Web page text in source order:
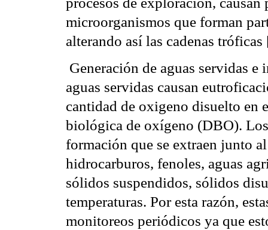
microorganismos que forman
alterando así las cadenas
 Generación de aguas servidas
aguas servidas causan
cantidad de oxigeno disuelto en
biológica de oxígeno (DBO).
formación que se extraen junto
hidrocarburos, fenoles, aguas
sólidos suspendidos, sólidos
temperaturas. Por esta razón,
monitoreos periódicos ya que